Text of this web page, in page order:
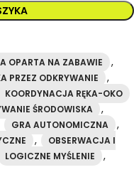
OPARTA NA ZABAWIE ,
PRZEZ ODKRYWANIE ,
KOORDYNACJA RĘKA-OKO
ŚRODOWISKA ,
GRA AUTONOMICZNA ,
,
OBSERWACJA I
LOGICZNE MYŚLENIE ,